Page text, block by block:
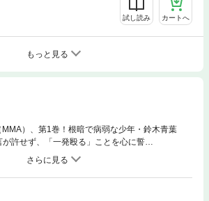
試し読み カートへ
もっと見る
）、第1巻！根暗で病弱な少年・鈴木青葉
が許せず、「一発殴る」ことを心に誓
い（？）主人公が、最強の格闘技“MMA”の世界へ
の波切敦が描く、新時代のスポーツ漫画 開